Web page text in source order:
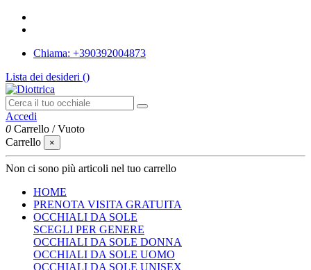
Chiama: +390392004873
Lista dei desideri ()
Accedi
0 Carrello /Vuoto
Carrello
×
Non ci sono più articoli nel tuo carrello
HOME
PRENOTA VISITA GRATUITA
OCCHIALI DA SOLE
SCEGLI PER GENERE
OCCHIALI DA SOLE DONNA
OCCHIALI DA SOLE UOMO
OCCHIALI DA SOLE UNISEX